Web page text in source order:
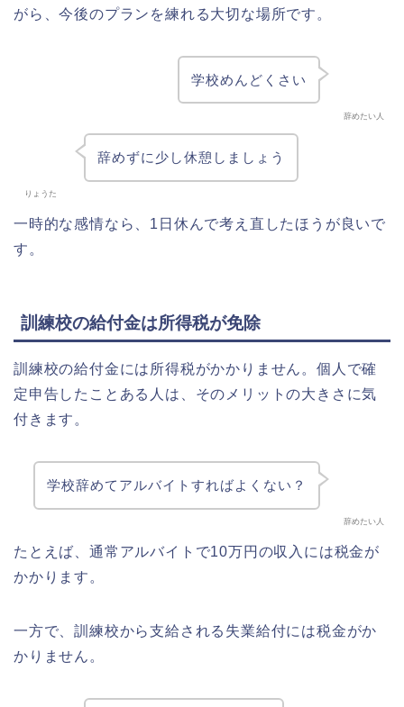
がら、今後のプランを練れる大切な場所です。
辞めたい人
学校めんどくさい
りょうた
辞めずに少し休憩しましょう
一時的な感情なら、1日休んで考え直したほうが良いで
す。
訓練校の給付金は所得税が免除
訓練校の給付金には所得税がかかりません。個人で確
定申告したことある人は、そのメリットの大きさに気
付きます。
辞めたい人
学校辞めてアルバイトすればよくない？
たとえば、通常アルバイトで10万円の収入には税金が
かかります。
一方で、訓練校から支給される失業給付には税金がか
かりません。